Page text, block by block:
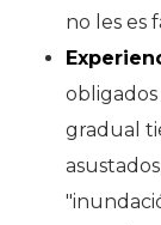
no les es
obligados
gradual